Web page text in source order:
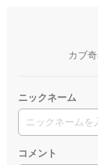
カブ
ニックネーム
コメント